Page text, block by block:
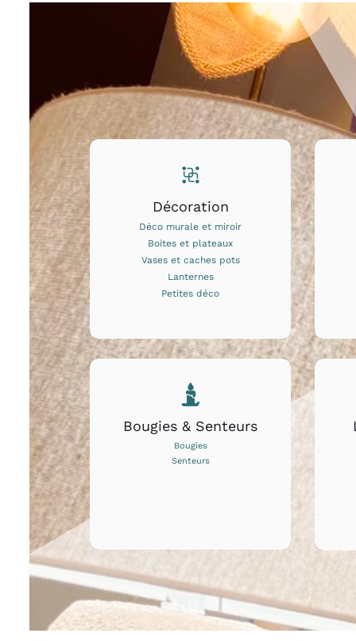
Décoration
Déco murale et miroir
Boites et plateaux
Vases et caches pots
Lanternes
Petites déco
Bougies & Senteurs
Bougies
Senteurs